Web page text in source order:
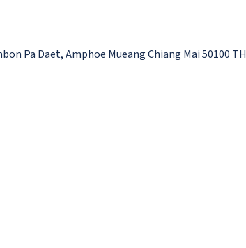
Pa Daet, Amphoe Mueang Chiang Mai 50100 TH